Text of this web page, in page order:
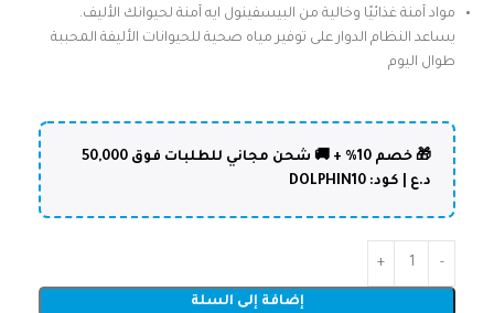
مواد آمنة غذائيًا وخالية من البيسفينول ايه آمنة لحيوانك الأليف.
يساعد النظام الدوار على توفير مياه صحية للحيوانات الأليفة المحببة
طوال اليوم
🎁 خصم 10% + 🚚 شحن مجاني للطلبات فوق 50,000
د.ع | كود: DOLPHIN10
إضافة إلى السلة